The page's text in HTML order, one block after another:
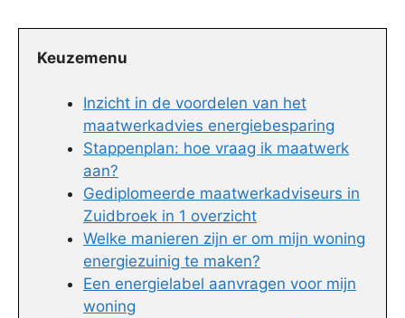
Keuzemenu
Inzicht in de voordelen van het
maatwerkadvies energiebesparing
Stappenplan: hoe vraag ik maatwerk
aan?
Gediplomeerde maatwerkadviseurs in
Zuidbroek in 1 overzicht
Welke manieren zijn er om mijn woning
energiezuinig te maken?
Een energielabel aanvragen voor mijn
woning